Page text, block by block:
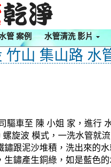
管 案例 水管清洗 影片
竹山 集山路 水
驅車至 陳 小姐 家，進行
螺旋波 模式，一洗水管就
跟泥沙堆積，洗出來的
鏽產生銅綠，如是藍色